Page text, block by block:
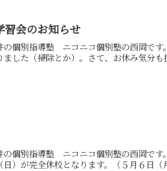
習会のお知らせ
の個別指導塾 ニコニコ個別塾の西岡です
した（掃除とか）。さて、お休み気分も
個別指導塾 ニコニコ個別塾の西岡です
）が完全休校となります。（５月６日